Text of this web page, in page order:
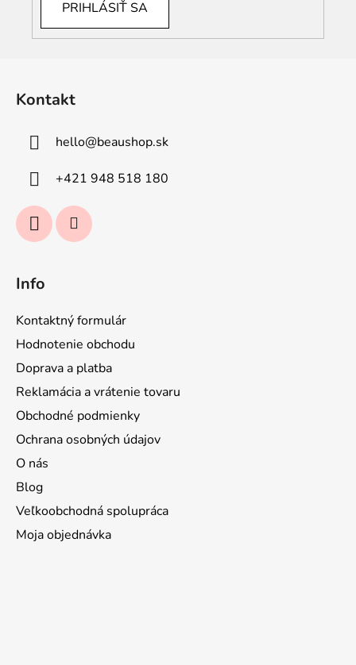
PRIHLÁSIŤ SA
Kontakt
hello@beaushop.sk
+421 948 518 180
Info
Kontaktný formulár
Hodnotenie obchodu
Doprava a platba
Reklamácia a vrátenie tovaru
Obchodné podmienky
Ochrana osobných údajov
O nás
Blog
Veľkoobchodná spolupráca
Moja objednávka